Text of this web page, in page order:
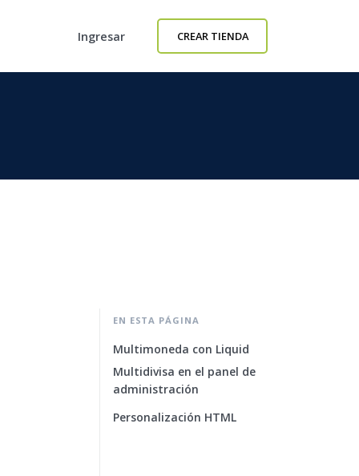
Ingresar CREAR TIENDA
EN ESTA PÁGINA
Multimoneda con Liquid
Multidivisa en el panel de
administración
Personalización HTML